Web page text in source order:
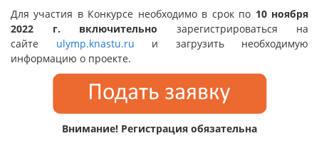
Для участия в Конкурсе необходимо в срок по 10 ноября
2022 г. включительно зарегистрироваться на
сайте ulymp.knastu.ru и загрузить необходимую
информацию о проекте.
Внимание! Регистрация обязательна